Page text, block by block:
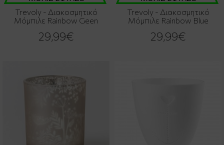
Trevoly - Διακοσμητικό
Μόμπιλε Rainbow Geen
29,99€
Trevoly - Διακοσμητικό
Μόμπιλε Rainbow Blue
29,99€